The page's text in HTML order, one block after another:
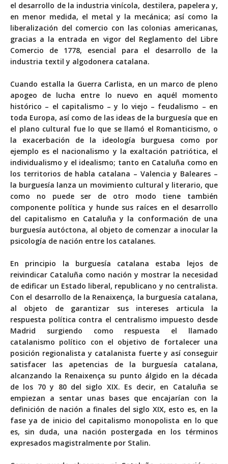
el desarrollo de la industria vinícola, destilera, papelera y,
en menor medida, el metal y la mecánica; así como la
liberalización del comercio con las colonias americanas,
gracias a la entrada en vigor del Reglamento del Libre
Comercio de 1778, esencial para el desarrollo de la
industria textil y algodonera catalana.
Cuando estalla la Guerra Carlista, en un marco de pleno
apogeo de lucha entre lo nuevo en aquél momento
histórico – el capitalismo – y lo viejo – feudalismo – en
toda Europa, así como de las ideas de la burguesía que en
el plano cultural fue lo que se llamó el Romanticismo, o
la exacerbación de la ideología burguesa como por
ejemplo es el nacionalismo y la exaltación patriótica, el
individualismo y el idealismo; tanto en Cataluña como en
los territorios de habla catalana – Valencia y Baleares –
la burguesía lanza un movimiento cultural y literario, que
como no puede ser de otro modo tiene también
componente política y hunde sus raíces en el desarrollo
del capitalismo en Cataluña y la conformación de una
burguesía autóctona, al objeto de comenzar a inocular la
psicología de nación entre los catalanes.
En principio la burguesía catalana estaba lejos de
reivindicar Cataluña como nación y mostrar la necesidad
de edificar un Estado liberal, republicano y no centralista.
Con el desarrollo de la Renaixença, la burguesía catalana,
al objeto de garantizar sus intereses articula la
respuesta política contra el centralismo impuesto desde
Madrid surgiendo como respuesta el llamado
catalanismo político con el objetivo de fortalecer una
posición regionalista y catalanista fuerte y así conseguir
satisfacer las apetencias de la burguesía catalana,
alcanzando la Renaixença su punto álgido en la década
de los 70 y 80 del siglo XIX. Es decir, en Cataluña se
empiezan a sentar unas bases que encajarían con la
definición de nación a finales del siglo XIX, esto es, en la
fase ya de inicio del capitalismo monopolista en lo que
es, sin duda, una nación postergada en los términos
expresados magistralmente por Stalin.